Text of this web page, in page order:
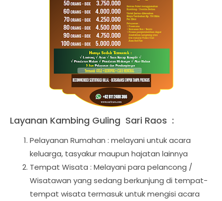
Layanan Kambing Guling Sari Raos :
Pelayanan Rumahan : melayani untuk acara
keluarga, tasyakur maupun hajatan lainnya
Tempat Wisata : Melayani para pelancong /
Wisatawan yang sedang berkunjung di tempat-
tempat wisata termasuk untuk mengisi acara